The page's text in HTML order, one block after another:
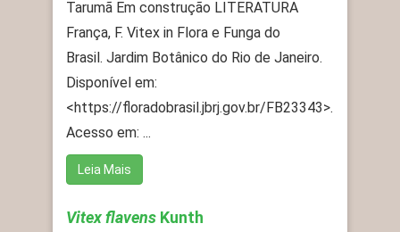
Tarumã Em construção LITERATURA
França, F. Vitex in Flora e Funga do
Brasil. Jardim Botânico do Rio de Janeiro.
Disponível em:
<https://floradobrasil.jbrj.gov.br/FB23343>.
Acesso em: ...
Leia Mais
Vitex flavens Kunth